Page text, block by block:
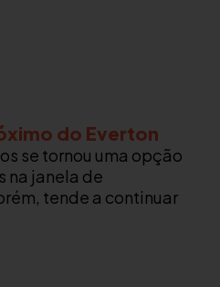
do Everton
se tornou uma opção
na janela de
tende a continuar